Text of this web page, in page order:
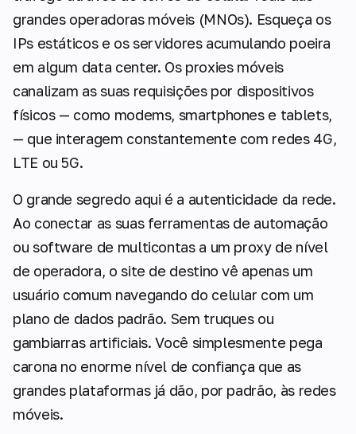
grandes operadoras móveis (MNOs). Esqueça os
IPs estáticos e os servidores acumulando poeira
em algum data center. Os proxies móveis
canalizam as suas requisições por dispositivos
físicos — como modems, smartphones e tablets,
— que interagem constantemente com redes 4G,
LTE ou 5G.
O grande segredo aqui é a autenticidade da rede.
Ao conectar as suas ferramentas de automação
ou software de multicontas a um proxy de nível
de operadora, o site de destino vê apenas um
usuário comum navegando do celular com um
plano de dados padrão. Sem truques ou
gambiarras artificiais. Você simplesmente pega
carona no enorme nível de confiança que as
grandes plataformas já dão, por padrão, às redes
móveis.